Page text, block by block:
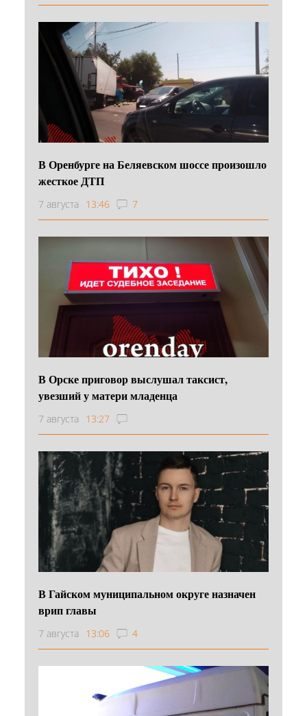
В Оренбурге на Беляевском шоссе произошло
жесткое ДТП
7 августа 13:46 7
В Орске приговор выслушал таксист,
увезший у матери младенца
7 августа 13:27
В Гайском муниципальном округе назначен
врип главы
7 августа 13:06 4